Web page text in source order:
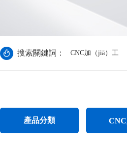
搜索關鍵詞： CNC加（jiā）工
產品分類